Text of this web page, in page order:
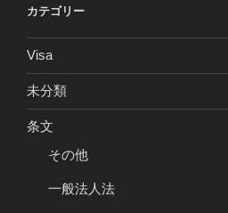
カテゴリー
Visa
未分類
条文
その他
一般法人法